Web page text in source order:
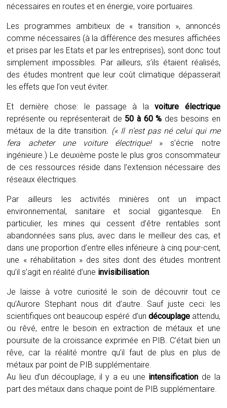
nécessaires en routes et en énergie, voire portuaires.
Les programmes ambitieux de « transition », annoncés
comme nécessaires (à la différence des mesures affichées
et prises par les Etats et par les entreprises), sont donc tout
simplement impossibles. Par ailleurs, s’ils étaient réalisés,
des études montrent que leur coût climatique dépasserait
les effets que l’on veut éviter.
Et dernière chose: le passage à lavoiture électrique
représente ou représenterait de 50 à 60 % des besoins en
métaux de la dite transition. (« Il n’est pas né celui qui me
fera acheter une voiture électrique!» s’écrie notre
ingénieure.) Le deuxième poste le plus gros consommateur
de ces ressources réside dans l’extension nécessaire des
réseaux électriques.
Par ailleurs les activités minières ont un impact
environnemental, sanitaire et social gigantesque. En
particulier, les mines qui cessent d’être rentables sont
abandonnées sans plus, avec dans le meilleur des cas, et
dans une proportion d’entre elles inférieure à cinq pour-cent,
une « réhabilitation » des sites dont des études montrent
qu’il s’agit en réalité d’une invisibilisation.
Je laisse à votre curiosité le soin de découvrir tout ce
qu’Aurore Stephant nous dit d’autre. Sauf juste ceci: les
scientifiques ont beaucoup espéré d’un découplageattendu,
ou rêvé, entre le besoin en extraction de métaux et une
poursuite de la croissance exprimée en PIB. C’était bien un
rêve, car la réalité montre qu’il faut de plus en plus de
métaux par point de PIB supplémentaire.
Au lieu d’un découplage, il y a eu une intensification de la
part des métaux dans chaque point de PIB supplémentaire.